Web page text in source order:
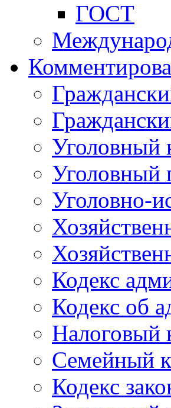
ГОСТ
Уголовный
Уголовный
Уголовно-
Кодекс
Кодекс об
Налоговый
Семейный
Кодекс